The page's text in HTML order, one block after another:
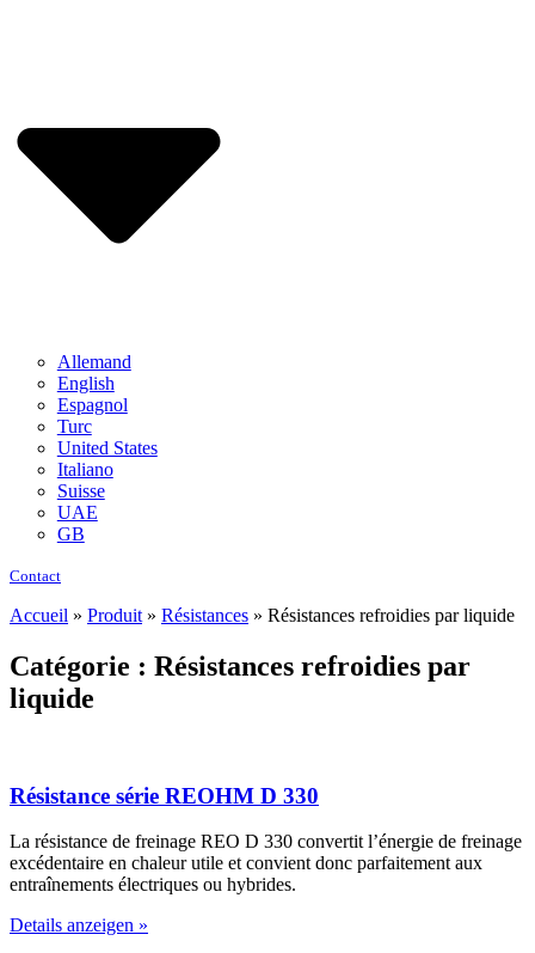
Allemand
English
Espagnol
Turc
United States
Italiano
Suisse
UAE
GB
Contact
Accueil » Produit » Résistances » Résistances refroidies par liquide
Catégorie : Résistances refroidies par
liquide
Résistance série REOHM D 330
La résistance de freinage REO D 330 convertit l’énergie de freinage
excédentaire en chaleur utile et convient donc parfaitement aux
entraînements électriques ou hybrides.
Details anzeigen »